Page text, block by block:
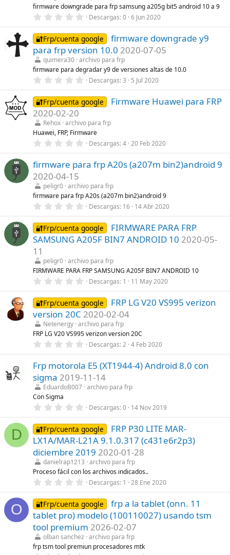
r
e
l
a
(
s
)
firmware downgrade para frp samsung a205g bit5 android 10 a 9
0
0
0
e
s
t
r
e
l
a
(
s
Descargas 0 6 Jun 2020
🔐Frp/cuenta google
firmware downgrade y9
para frp version 10.0 2020-07-05
quimera30 archivo para frp
firmware para degradar y9 de versiones altas de 10.0
0
0
0
e
t
r
e
l
(
Descargas 3 5 Jul 2020
🔐Frp/cuenta google
Firmware Huawei para FRP
2020-02-20
Rehox archivo para frp
Huawei, FRP, Firmware
0
0
0
e
t
r
e
l
a
(
s
)
Descargas 4 20 Feb 2020
firmware para frp A20s (a207m bin2)android 9
2020-04-15
peligr0 archivo para frp
firmware para frp A20s (a207m bin2)android 9
0
0
0
e
s
e
l
a
(
s
)
Descargas 16 14 Abr 2020
🔐Frp/cuenta google
FIRMWARE PARA FRP
SAMSUNG A205F BIN7 ANDROID 10 2020-05-
11
peligr0 archivo para frp
FIRMWARE PARA FRP SAMSUNG A205F BIN7 ANDROID 10
0
0
0
e
s
t
r
e
l
(
s
)
Descargas 1 11 May 2020
🔐Frp/cuenta google
FRP LG V20 VS995 verizon
version 20C 2020-02-04
Netenergy archivo para frp
FRP LG V20 VS995 verizon version 20C
0
0
0
e
s
t
l
a
(
s
)
Descargas 2 4 Feb 2020
Frp motorola E5 (XT1944-4) Android 8.0 con
sigma 2019-11-14
EduardoB007 archivo para frp
Con Sigma
0
0
0
e
s
t
r
e
l
a
(
s
)
Descargas 0 14 Nov 2019
D 🔐Frp/cuenta google
FRP P30 LITE MAR-
LX1A/MAR-L21A 9.1.0.317 (c431e6r2p3)
diciembre 2019 2020-01-28
danielrap1213
archivo para frp
Proceso fácil con los archivos indicados..
0
0
0
e
s
t
r
e
l
Descargas 1 28 Ene 2020
O 🔐Frp/cuenta google
frp a la tablet (onn. 11
tablet pro) modelo (100110027) usando tsm
tool premium 2026-02-07
olban sanchez
archivo para frp
frp tsm tool premiun procesadores mtk